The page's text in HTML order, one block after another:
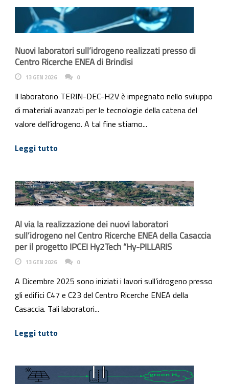
Nuovi laboratori sull’idrogeno realizzati presso di
Centro Ricerche ENEA di Brindisi
13 GEN 2026 0
Il laboratorio TERIN-DEC-H2V è impegnato nello sviluppo
di materiali avanzati per le tecnologie della catena del
valore dell’idrogeno. A tal fine stiamo...
Leggi tutto
Al via la realizzazione dei nuovi laboratori
sull’idrogeno nel Centro Ricerche ENEA della Casaccia
per il progetto IPCEI Hy2Tech “Hy-PILLARIS
13 GEN 2026 0
A Dicembre 2025 sono iniziati i lavori sull’idrogeno presso
gli edifici C47 e C23 del Centro Ricerche ENEA della
Casaccia. Tali laboratori...
Leggi tutto